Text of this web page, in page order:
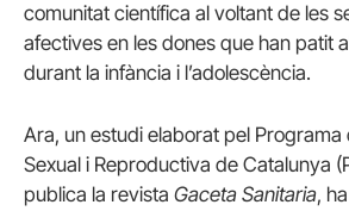
comunitat científica al voltant de les
afectives en les dones que han patit
durant la infància i l’adolescència.
Ara, un estudi elaborat pel Programa
Sexual i Reproductiva de Catalunya
publica la revista Gaceta Sanitaria,